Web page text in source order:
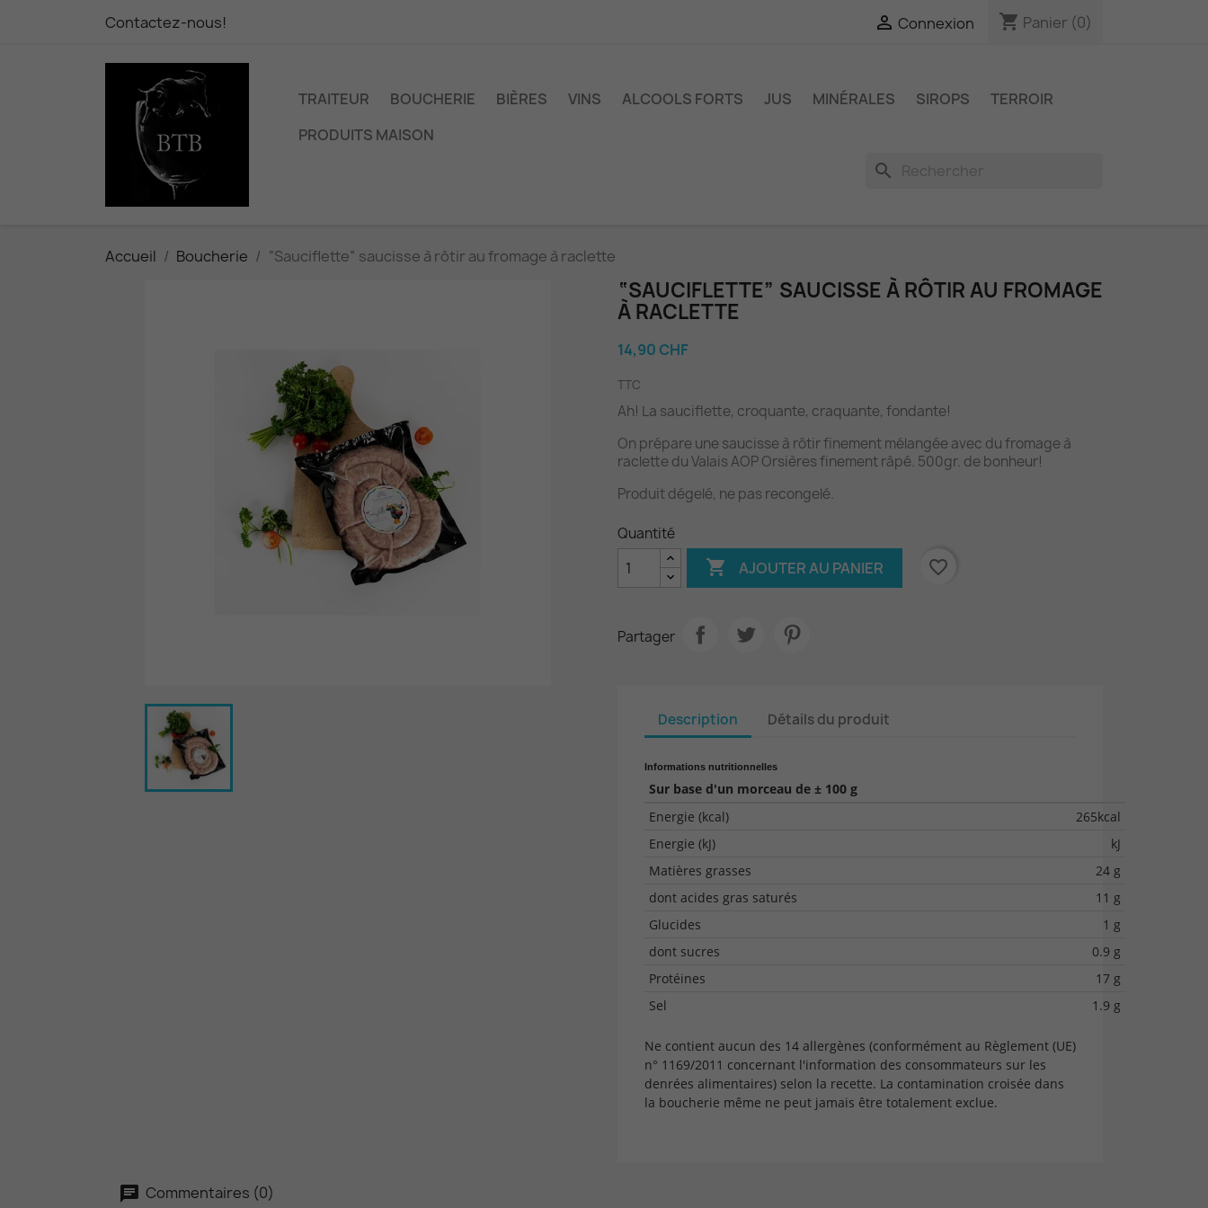
Contactez-nous!  Connexion shopping_cart Panier (0)
TRAITEUR BOUCHERIE BIÈRES VINS ALCOOLS FORTS JUS MINÉRALES SIROPS
TERROIR
PRODUITS MAISON
search
Accueil Boucherie “Sauciflette” saucisse à rôtir au fromage à raclette
“SAUCIFLETTE” SAUCISSE À RÔTIR AU FROMAGE
À RACLETTE
14,90 CHF
TTC
Ah! La sauciflette, croquante, craquante, fondante!
On prépare une saucisse à rôtir finement mélangée avec du fromage à
raclette du Valais AOP Orsières finement râpé. 500gr. de bonheur!
Produit dégelé, ne pas recongelé.
Quantité
 AJOUTER AU PANIER favorite_border
Partager
Description Détails du produit
Informations nutritionnelles
Sur base d'un morceau de ± 100 g
Energie (kcal)
265kcal
Energie (kJ)
kJ
Matières grasses
24 g
dont acides gras saturés
11 g
Glucides
1 g
dont sucres
0.9 g
Protéines
17 g
Sel
1.9 g
Ne contient aucun des 14 allergènes (conformément au Règlement (UE)
n° 1169/2011 concernant l'information des consommateurs sur les
denrées alimentaires) selon la recette. La contamination croisée dans
la boucherie même ne peut jamais être totalement exclue.
Commentaires (0)